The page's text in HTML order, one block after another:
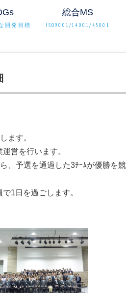
開発目標
総合MS
ISO9001/14001/45001
ます。
営を行います。
、予選を通過した3ﾁｰﾑが優勝を競
1日を過ごします。